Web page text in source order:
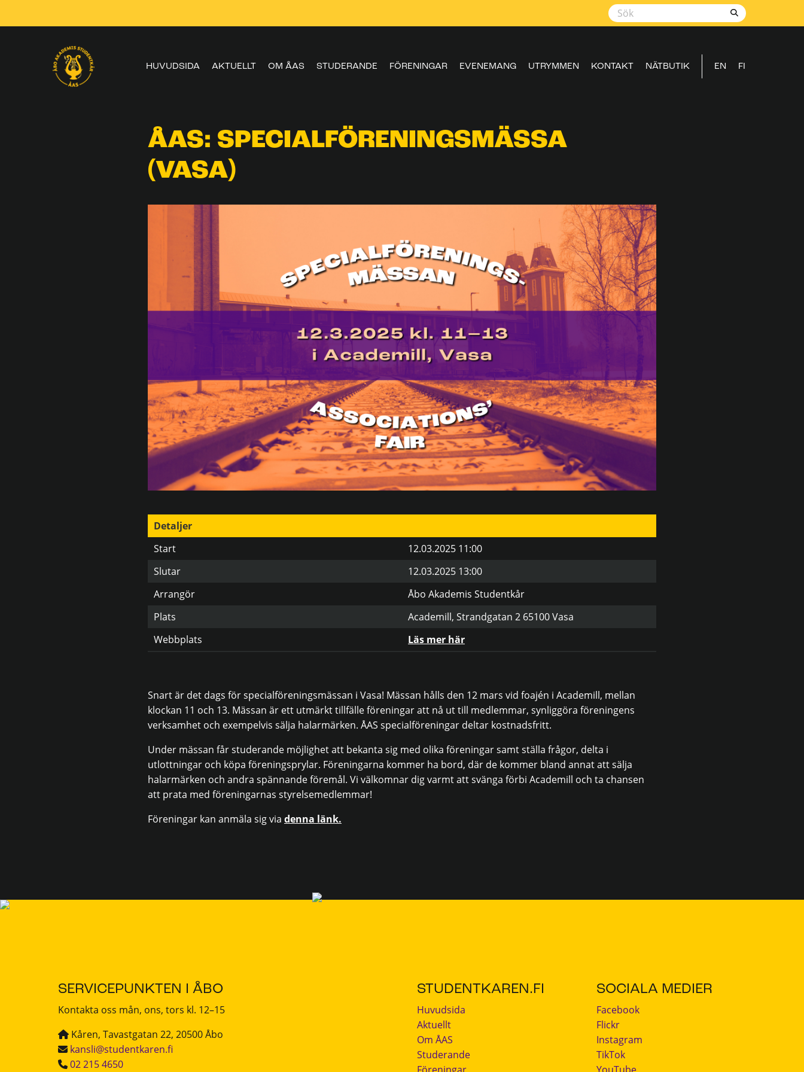
HUVUDSIDA AKTUELLT OM ÅAS STUDERANDE FÖRENINGAR EVENEMANG UTRYMMEN KONTAKT NÄTBUTIK EN FI
ÅAS: SPECIALFÖRENINGSMÄSSA
(VASA)
Detaljer
Start
12.03.2025 11:00
Slutar
12.03.2025 13:00
Arrangör
Åbo Akademis Studentkår
Plats
Academill, Strandgatan 2 65100 Vasa
Webbplats
Läs mer här
Snart är det dags för specialföreningsmässan i Vasa! Mässan hålls den 12 mars vid foajén i Academill, mellan
klockan 11 och 13. Mässan är ett utmärkt tillfälle föreningar att nå ut till medlemmar, synliggöra föreningens
verksamhet och exempelvis sälja halarmärken. ÅAS specialföreningar deltar kostnadsfritt.
Under mässan får studerande möjlighet att bekanta sig med olika föreningar samt ställa frågor, delta i
utlottningar och köpa föreningsprylar. Föreningarna kommer ha bord, där de kommer bland annat att sälja
halarmärken och andra spännande föremål. Vi välkomnar dig varmt att svänga förbi Academill och ta chansen
att prata med föreningarnas styrelsemedlemmar!
Föreningar kan anmäla sig via denna länk.
SERVICEPUNKTEN I ÅBO
Kontakta oss mån, ons, tors kl. 12–15
Kåren, Tavastgatan 22, 20500 Åbo
kansli@studentkaren.fi
02 215 4650
STUDENTKAREN.FI
Huvudsida
Aktuellt
Om ÅAS
Studerande
SOCIALA MEDIER
Facebook
Flickr
Instagram
TikTok